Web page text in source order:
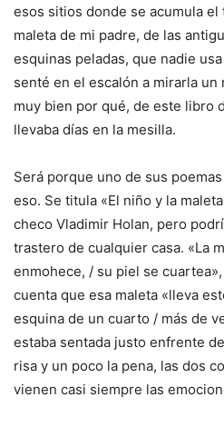
esos sitios donde se acumula el
maleta de mi padre, de las
esquinas peladas, que nadie
senté en el escalón a mirarla un
muy bien por qué, de este libro
llevaba días en la mesilla.
Será porque uno de sus
eso. Se titula «El niño y la
checo Vladimir Holan, pero
trastero de cualquier casa. «La
enmohece, / su piel se
cuenta que esa maleta «lleva
esquina de un cuarto / más de
estaba sentada justo enfrente
risa y un poco la pena, las dos
vienen casi siempre las